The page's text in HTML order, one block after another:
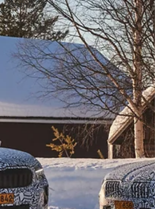
Elektryki